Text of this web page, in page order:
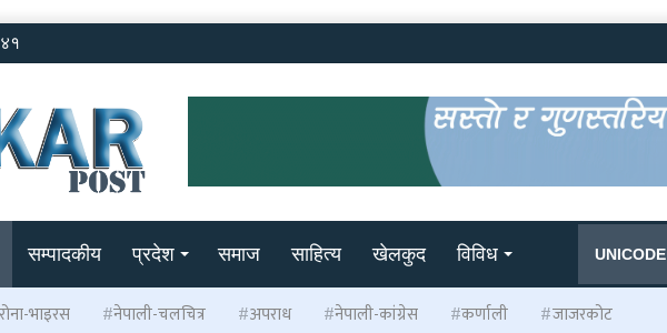
सम्पादकीय प्रदेश समाज साहित्य खेलकुद विविध UNICODE
भाइरस नेपाली-चलचित्र अपराध नेपाली-कांग्रेस कर्णाली जाजरकोट